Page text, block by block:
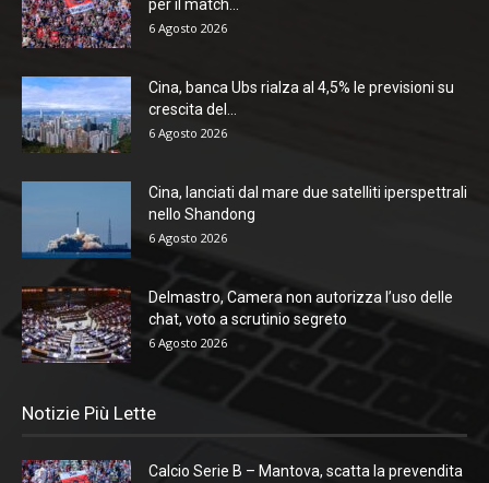
per il match...
6 Agosto 2026
Cina, banca Ubs rialza al 4,5% le previsioni su
crescita del...
6 Agosto 2026
Cina, lanciati dal mare due satelliti iperspettrali
nello Shandong
6 Agosto 2026
Delmastro, Camera non autorizza l’uso delle
chat, voto a scrutinio segreto
6 Agosto 2026
Notizie Più Lette
Calcio Serie B – Mantova, scatta la prevendita